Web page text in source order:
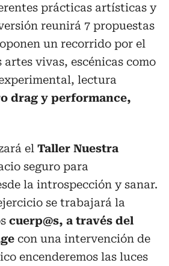
prácticas artísticas y
reunirá 7 propuestas
un recorrido por el
vivas, escénicas como
lectura
drag y performance,
el Taller Nuestra
seguro para
la introspección y sanar.
se trabajará la
cuerp@s, a través del
con una intervención de
encenderemos las luces